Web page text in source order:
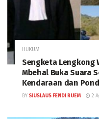
HUKUM
Sengketa Lengkong
Mbehal Buka Suara
Kendaraan dan
BY SIUSLAUS FENDI RUEM 2